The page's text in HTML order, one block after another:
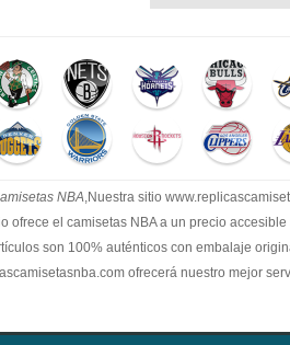
NBA,Nuestra sitio
ofrece el camisetas NBA a un precio
son 100% auténticos con embalaje
ofrecerá nuestro mejor